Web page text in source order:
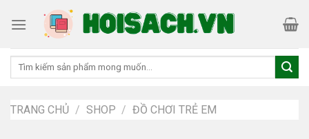
Tìm
TRANG CHỦ / SHOP / ĐỒ CHƠI TRẺ EM